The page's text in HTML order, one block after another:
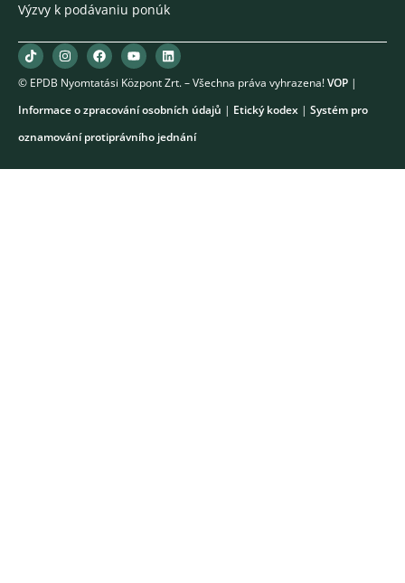
Výzvy k podávaniu ponúk
© EPDB Nyomtatási Központ Zrt. – Všechna práva vyhrazena!VOP |
Informace o zpracování osobních údajů | Etický kodex | Systém pro
oznamování protiprávního jednání